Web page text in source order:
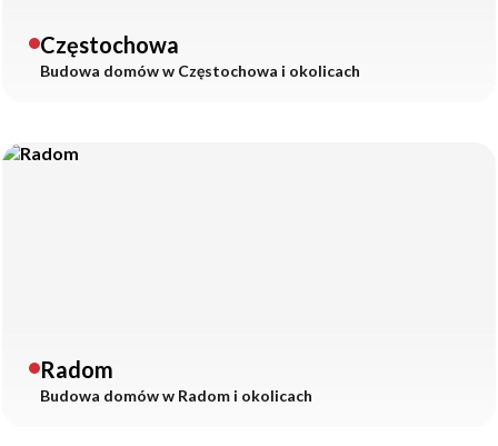
Częstochowa
Budowa domów w Częstochowa i okolicach
Radom
Budowa domów w Radom i okolicach